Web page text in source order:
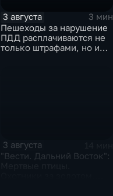
3 августа
3 мин
Пешеходы за нарушение
ПДД расплачиваются не
только штрафами, но и
3 августа
"Вести. Дальний Восток":